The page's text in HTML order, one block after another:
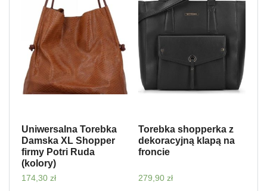
Uniwersalna Torebka
Damska XL Shopper
firmy Potri Ruda
(kolory)
174,30 zł
Torebka shopperka z
dekoracyjną klapą na
froncie
279,90 zł